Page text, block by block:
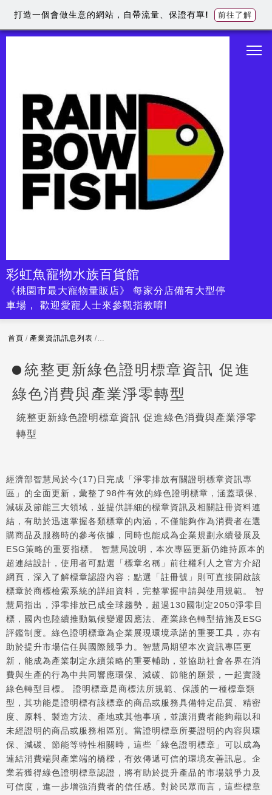
彩虹魚寵物水族百貨館
《桃園市最大寵物量販店》 每家分店備有大型停
車場， 歡迎愛寵人士來參觀指教唷!
首頁 / 產業資訊訊息列表 / 統整更新綠色證明標章資訊 促進綠色消費與產業
統整更新綠色證明標章資訊 促進
綠色消費與產業淨零轉型
統整更新綠色證明標章資訊 促進綠色消費與產業淨零
轉型
經濟部智慧局於今(17)日完成「淨零排放有關證明標章資訊專
區」的全面更新，彙整了98件有效的綠色證明標章，涵蓋環保、
減碳及節能三大領域，並提供詳細的標章資訊及相關註冊資料連
結，有助於迅速掌握各類標章的內涵，不僅能夠作為消費者在選
購商品及服務時的參考依據，同時也能成為企業規劃永續發展及
ESG策略的重要指標。 智慧局說明，本次專區更新仍維持原本的
超連結設計，使用者可點選「標章名稱」前往權利人之官方介紹
網頁，深入了解標章認證內容；點選「註冊號」則可直接開啟該
標章於商標檢索系統的詳細資料，完整掌握申請與使用規範。 智
慧局指出，淨零排放已成全球趨勢，超過130國制定2050淨零目
標，國內也陸續推動氣候變遷因應法、產業綠色轉型措施及ESG
評鑑制度。綠色證明標章為企業展現環境承諾的重要工具，亦有
助於提升市場信任與國際競爭力。智慧局期望本次資訊專區更
新，能成為產業制定永續策略的重要輔助，並協助社會各界在消
費與生產的行為中共同響應環保、減碳、節能的願景，一起實踐
綠色轉型目標。 證明標章是商標法所規範、保護的一種標章類
型，其功能是證明標有該標章的商品或服務具備特定品質、精密
度、原料、製造方法、產地或其他事項，並讓消費者能夠藉以和
未經證明的商品或服務相區別。當證明標章所要證明的內容與環
保、減碳、節能等特性相關時，這些「綠色證明標章」可以成為
連結消費端與產業端的橋樑，有效傳遞可信的環境友善訊息。企
業若獲得綠色證明標章認證，將有助於提升產品的市場競爭力及
可信度，進一步增強消費者的信任感。對於民眾而言，這些標章
打造一個會做生意的網站，自帶流量、保證有單! 前往了解